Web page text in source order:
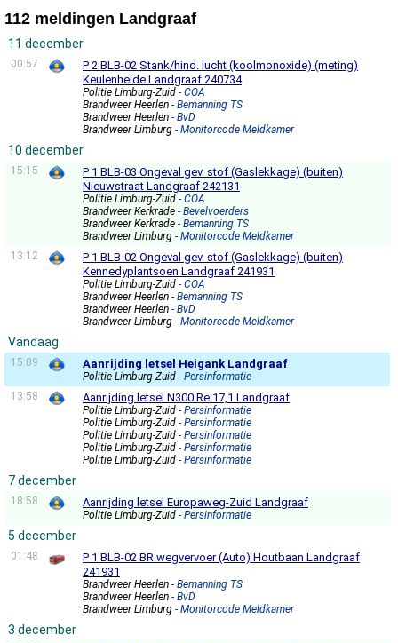
112 meldingen Landgraaf
11 december
00:57
P 2 BLB-02 Stank/hind. lucht (koolmonoxide) (meting)
Keulenheide Landgraaf 240734
Politie Limburg-Zuid - COA
Brandweer Heerlen - Bemanning TS
Brandweer Heerlen - BvD
Brandweer Limburg - Monitorcode Meldkamer
10 december
15:15
P 1 BLB-03 Ongeval gev. stof (Gaslekkage) (buiten)
Nieuwstraat Landgraaf 242131
Politie Limburg-Zuid - COA
Brandweer Kerkrade - Bevelvoerders
Brandweer Kerkrade - Bemanning TS
Brandweer Limburg - Monitorcode Meldkamer
13:12
P 1 BLB-02 Ongeval gev. stof (Gaslekkage) (buiten)
Kennedyplantsoen Landgraaf 241931
Politie Limburg-Zuid - COA
Brandweer Heerlen - Bemanning TS
Brandweer Heerlen - BvD
Brandweer Limburg - Monitorcode Meldkamer
Vandaag
15:09 Aanrijding letsel Heigank Landgraaf
Politie Limburg-Zuid - Persinformatie
13:58
Aanrijding letsel N300 Re 17,1 Landgraaf
Politie Limburg-Zuid - Persinformatie
Politie Limburg-Zuid - Persinformatie
Politie Limburg-Zuid - Persinformatie
Politie Limburg-Zuid - Persinformatie
Politie Limburg-Zuid - Persinformatie
7 december
18:58 Aanrijding letsel Europaweg-Zuid Landgraaf
Politie Limburg-Zuid - Persinformatie
5 december
01:48
P 1 BLB-02 BR wegvervoer (Auto) Houtbaan Landgraaf
241931
Brandweer Heerlen - Bemanning TS
Brandweer Heerlen - BvD
Brandweer Limburg - Monitorcode Meldkamer
3 december